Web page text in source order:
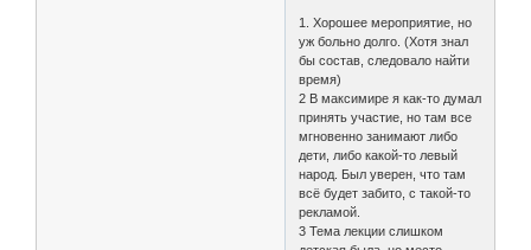
1. Хорошее мероприятие, но
уж больно долго. (Хотя знал
бы состав, следовало найти
время)
2 В максимире я как-то думал
принять участие, но там все
мгновенно занимают либо
дети, либо какой-то левый
народ. Был уверен, что там
всё будет забито, с такой-то
рекламой.
3 Тема лекции слишком